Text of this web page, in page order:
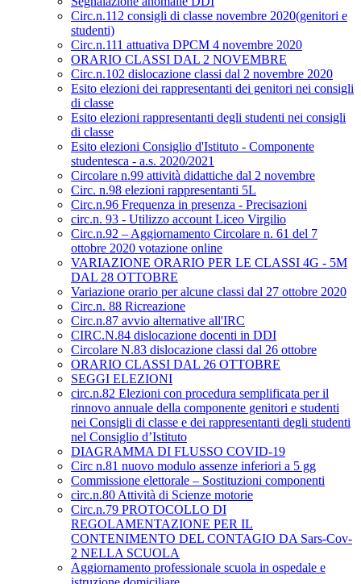
Circ.n.112 consigli di classe novembre 2020(genitori e
studenti)
Circ.n.111 attuativa DPCM 4 novembre 2020
ORARIO CLASSI DAL 2 NOVEMBRE
Circ.n.102 dislocazione classi dal 2 novembre 2020
Esito elezioni dei rappresentanti dei genitori nei consigli
di classe
Esito elezioni rappresentanti degli studenti nei consigli
di classe
Esito elezioni Consiglio d'Istituto - Componente
studentesca - a.s. 2020/2021
Circolare n.99 attività didattiche dal 2 novembre
Circ. n.98 elezioni rappresentanti 5L
Circ.n.96 Frequenza in presenza - Precisazioni
circ.n. 93 - Utilizzo account Liceo Virgilio
Circ.n.92 – Aggiornamento Circolare n. 61 del 7
ottobre 2020 votazione online
VARIAZIONE ORARIO PER LE CLASSI 4G - 5M
DAL 28 OTTOBRE
Variazione orario per alcune classi dal 27 ottobre 2020
Circ.n. 88 Ricreazione
Circ.n.87 avvio alternative all'IRC
CIRC.N.84 dislocazione docenti in DDI
Circolare N.83 dislocazione classi dal 26 ottobre
ORARIO CLASSI DAL 26 OTTOBRE
SEGGI ELEZIONI
circ.n.82 Elezioni con procedura semplificata per il
rinnovo annuale della componente genitori e studenti
nei Consigli di classe e dei rappresentanti degli studenti
nel Consiglio d’Istituto
DIAGRAMMA DI FLUSSO COVID-19
Circ n.81 nuovo modulo assenze inferiori a 5 gg
Commissione elettorale – Sostituzioni componenti
circ.n.80 Attività di Scienze motorie
Circ.n.79 PROTOCOLLO DI
REGOLAMENTAZIONE PER IL
CONTENIMENTO DEL CONTAGIO DA Sars-Cov-
2 NELLA SCUOLA
Aggiornamento professionale scuola in ospedale e